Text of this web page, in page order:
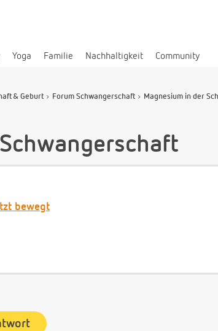
Yoga Familie Nachhaltigkeit Community
& Geburt Forum Schwangerschaft Magnesium in der
bewegt